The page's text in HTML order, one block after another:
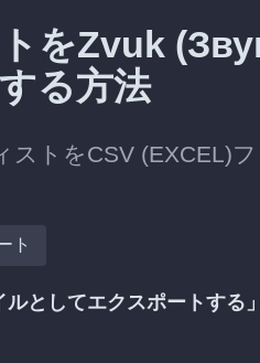
をZvuk
る方法
トをCSV (EXCEL)
ト
ルとしてエクスポートする」